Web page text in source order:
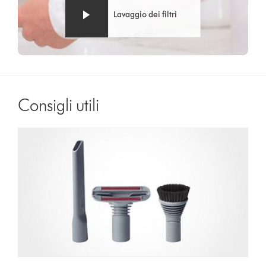
Lavaggio dei filtri
Consigli utili